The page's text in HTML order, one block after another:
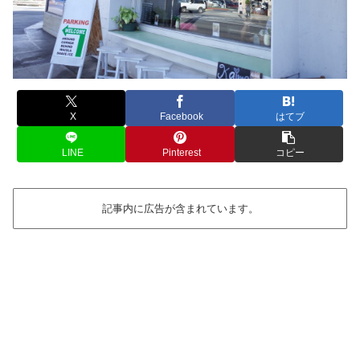
X Facebook はてブ
LINE Pinterest コピー
記事内に広告が含まれています。